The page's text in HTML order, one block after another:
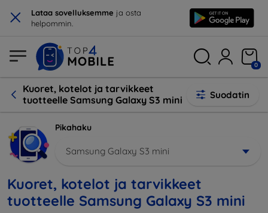
× Lataa sovelluksemme ja osta
helpommin.
0
Kuoret, kotelot ja tarvikkeet
tuotteelle Samsung Galaxy S3 mini
Suodatin
Pikahaku
Samsung Galaxy S3 mini
Kuoret, kotelot ja tarvikkeet
tuotteelle Samsung Galaxy S3 mini